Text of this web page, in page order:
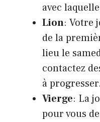
avec
Lion: Votre
de la
lieu le
contactez
à progresser.
Vierge: La
pour vous